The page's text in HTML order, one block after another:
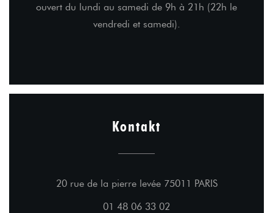
ouvert du lundi au samedi de 9h à 21h (22h le
vendredi et samedi).
Kontakt
20 rue de la pierre levée 75011 PARIS((öffnet ein
01 48 06 33 02